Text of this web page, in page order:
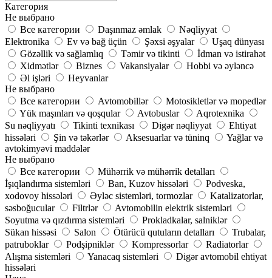
Категория
Не выбрано
Все категории
Daşınmaz əmlak
Nəqliyyat
Elektronika
Ev və bağ üçün Şəxsi əşyalar
Uşaq dünyası
Gözəllik və sağlamlıq
Təmir və tikinti
İdman və istirahət
Xidmətlər
Biznes Vakansiyalar
Hobbi və əyləncə
Əl işləri
Heyvanlar
Не выбрано
Все категории
Avtomobillər
Motosikletlər və mopedlər
Yük maşınları və qoşqular
Avtobuslar
Aqrotexnika
Su nəqliyyatı
Tikinti texnikası Digər nəqliyyat
Ehtiyat
hissələri
Şin və təkərlər Aksesuarlar və tüninq
Yağlar və
avtokimyəvi maddələr
Не выбрано
Все категории
Mühərrik və mühərrik detalları
İşıqlandırma sistemləri
Ban, Kuzov hissələri
Podveska,
xodovoy hissələri
Əyləc sistemləri, tormozlar
Katalizatorlar,
səsboğucular
Filtrlər
Avtomobilin elektrik sistemləri
Soyutma və qızdırma sistemləri
Prokladkalar, salniklər
Sükan hissəsi
Salon Ötürücü qutuların detalları
Trubalar,
patruboklar
Podşipniklər Kompressorlar
Radiatorlar
Alışma sistemləri
Yanacaq sistemləri
Digər avtomobil ehtiyat
hissələri